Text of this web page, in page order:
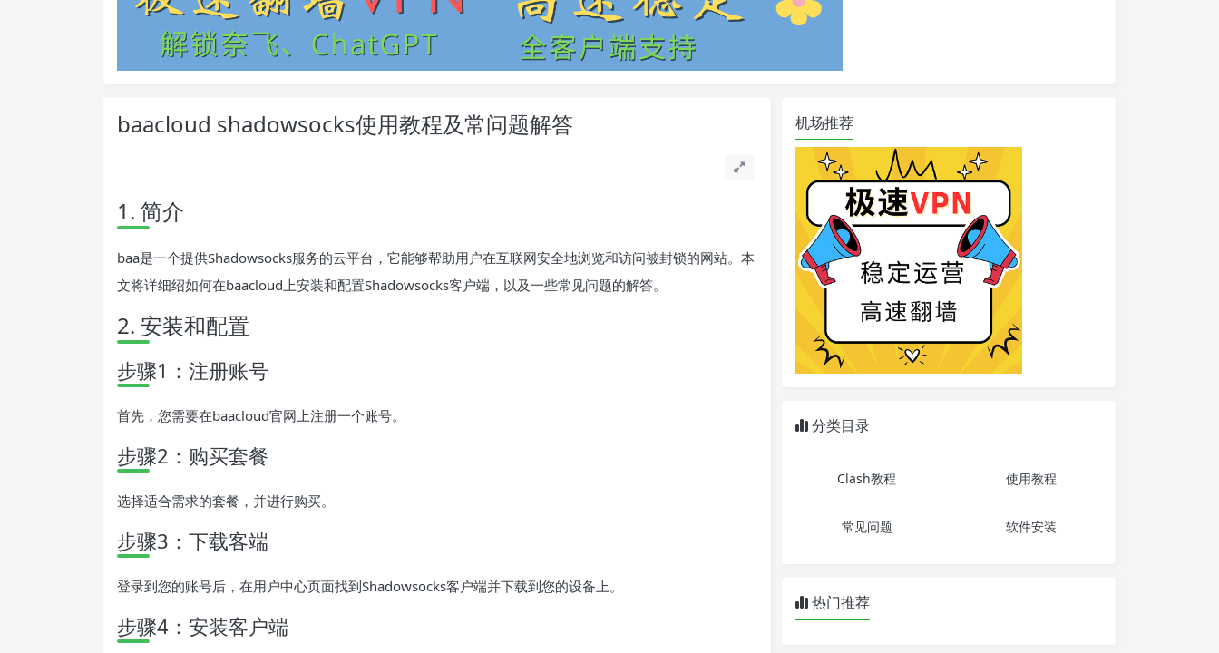
baacloud shadowsocks使用教程及常问题解答
1. 简介
baa是一个提供Shadowsocks服务的云平台，它能够帮助用户在互联网安全地浏览和访问被封锁的网站。本
文将详细绍如何在baacloud上安装和配置Shadowsocks客户端，以及一些常见问题的解答。
2. 安装和配置
步骤1：注册账号
首先，您需要在baacloud官网上注册一个账号。
步骤2：购买套餐
选择适合需求的套餐，并进行购买。
步骤3：下载客端
登录到您的账号后，在用户中心页面找到Shadowsocks客户端并下载到您的设备上。
步骤4：安装客户端
机场推荐
分类目录
Clash教程 使用教程
常见问题 软件安装
热门推荐